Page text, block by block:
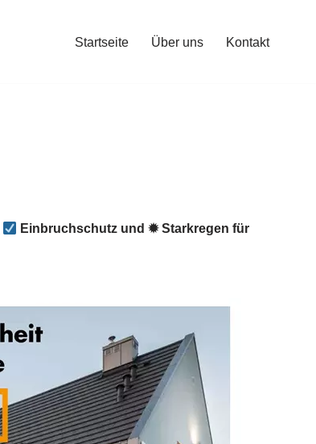
Startseite Über uns Kontakt
Einbruchschutz und ✹ Starkregen für